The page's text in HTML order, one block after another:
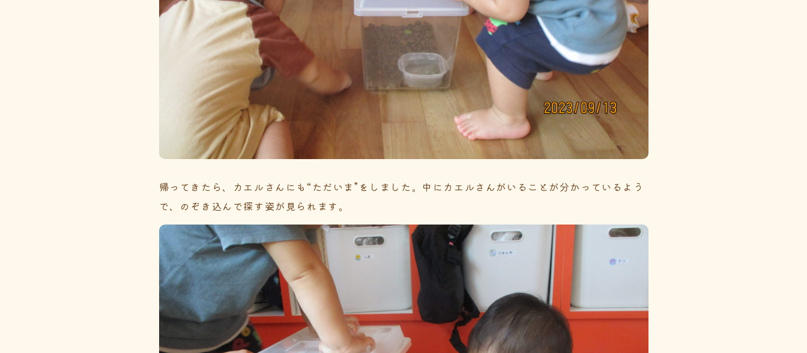
帰ってきたら、カエルさんにも“ただいま”をしました。中にカエルさんがいることが分かっているよう
で、のぞき込んで探す姿が見られます。